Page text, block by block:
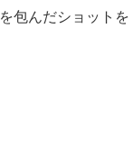
包んだショットを